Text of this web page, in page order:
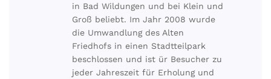
in Bad Wildungen und bei Klein und
Groß beliebt. Im Jahr 2008 wurde
die Umwandlung des Alten
Friedhofs in einen Stadtteilpark
beschlossen und ist ür Besucher zu
jeder Jahreszeit für Erholung und